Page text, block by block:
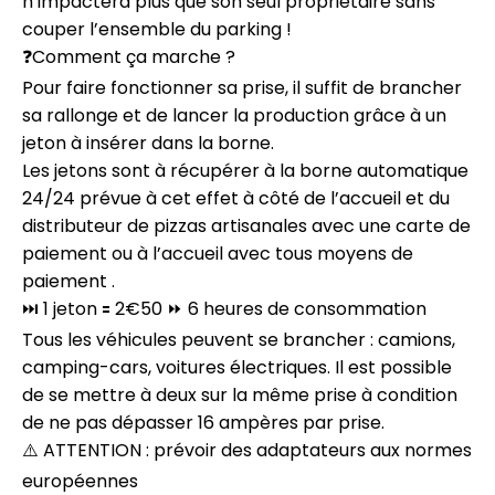
couper l’ensemble du parking !
❓Comment ça marche ?
Pour faire fonctionner sa prise, il suffit de brancher
sa rallonge et de lancer la production grâce à un
jeton à insérer dans la borne.
Les jetons sont à récupérer à la borne automatique
24/24 prévue à cet effet à côté de l’accueil et du
distributeur de pizzas artisanales avec une carte de
paiement ou à l’accueil avec tous moyens de
paiement .
⏭ 1 jeton 🟰 2€50 ⏩ 6 heures de consommation
Tous les véhicules peuvent se brancher : camions,
camping-cars, voitures électriques. Il est possible
de se mettre à deux sur la même prise à condition
de ne pas dépasser 16 ampères par prise.
⚠️ ATTENTION : prévoir des adaptateurs aux normes
européennes